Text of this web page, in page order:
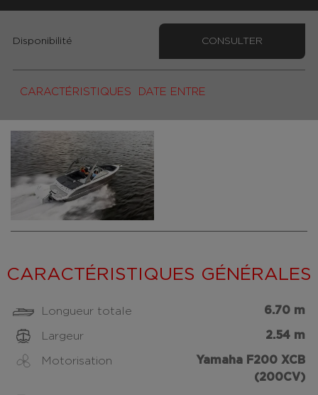
CARACTÉRISTIQUES DATE ENTRE
Disponibilité CONSULTER
CARACTÉRISTIQUES GÉNÉRALES
Longueur totale 6.70 m
Largeur 2.54 m
Motorisation
Yamaha F200 XCB
(200CV)